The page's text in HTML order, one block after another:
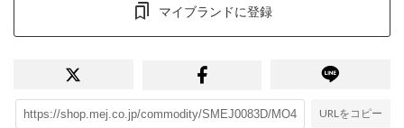
マイブランドに登録
URLをコピー